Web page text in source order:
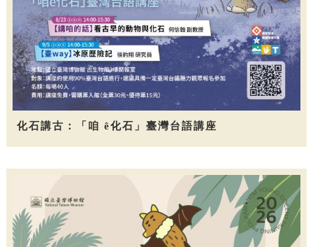
化石講古：「咱 ê化石」臺灣台語講座